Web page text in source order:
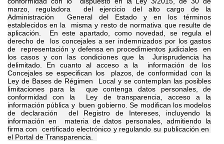
marzo, reguladora del ejercicio del alto cargo de la
Administración General del Estado y en los términos
establecidos en la misma y resto de normativa que resulte de
aplicación. En este apartado, como novedad, se regula el
derecho de los concejales a ser indemnizados por los gastos
de representación y defensa en procedimientos judiciales en
los casos y con las condiciones que la Jurisprudencia ha
delimitado. En cuanto al acceso a la información de los
Concejales se especifican los plazos, de conformidad con la
Ley de Bases de Régimen Local y se contemplan las posibles
limitaciones para la que contenga datos personales, de
conformidad con la Ley de transparencia, acceso a la
información pública y buen gobierno. Se modifican los modelos
de declaración del Registro de Intereses, incluyendo la
información en materia de datos personales, admitiendo la
firma con certificado electrónico y regulando su publicación en
el Portal de Transparencia.